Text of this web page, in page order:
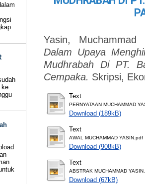
ke
Yasin, Muchammad
Dalam Upaya
Mudhrabah Di PT.
Cempaka. Skripsi,
Text
PERNYATAAN MUCHAMMAD
Download (189kB)
Text
AWAL MUCHAMMAD YASIN.pdf
Download (908kB)
Text
ABSTRAK MUCHAMMAD
Download (67kB)